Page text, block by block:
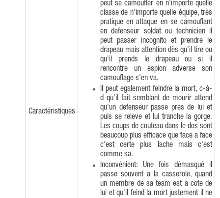
Caractéristiques
peut se camoufler en n'importe quelle
classe de n'importe quelle équipe, très
pratique en attaque en se camouflant
en defenseur soldat ou technicien il
peut passer incognito et prendre le
drapeau mais attention dès qu'il tire ou
qu'il prends le drapeau ou si il
rencontre un espion adverse son
camouflage s'en va.
Il peut egalement feindre la mort, c-à-
d qu'il fait semblant de mourir attend
qu'un defenseur passe pres de lui et
puis se releve et lui tranche la gorge.
Les coups de couteau dans le dos sont
beaucoup plus efficace que face a face
c'est certe plus lache mais c'est
comme sa.
Inconvénient: Une fois démasqué il
passe souvent a la casserole, quand
un membre de sa team est a cote de
lui et qu'il feind la mort justement il ne